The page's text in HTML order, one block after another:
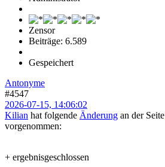
Zensor
Beiträge: 6.589
Gespeichert
Antonyme
#4547
2026-07-15, 14:06:02
Kilian hat folgende Änderung an der Seite
vorgenommen:
+ ergebnisgeschlossen